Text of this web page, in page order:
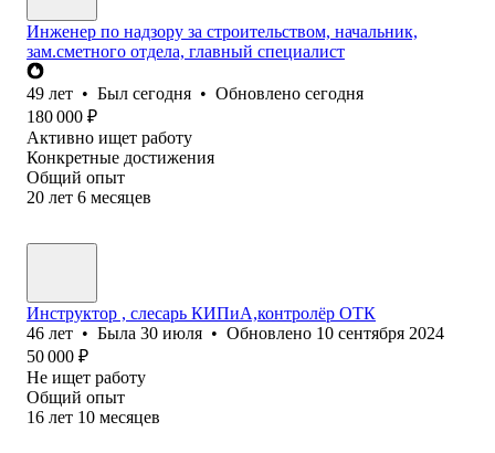
Инженер по надзору за строительством, начальник,
зам.сметного отдела, главный специалист
49 лет • Был сегодня • Обновлено сегодня
180 000 ₽
Активно ищет работу
Конкретные достижения
Общий опыт
20 лет 6 месяцев
Инструктор , слесарь КИПиА,контролёр ОТК
46 лет • Была 30 июля • Обновлено 10 сентября 2024
50 000 ₽
Не ищет работу
Общий опыт
16 лет 10 месяцев